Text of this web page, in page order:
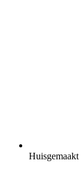
Huisgemaakt